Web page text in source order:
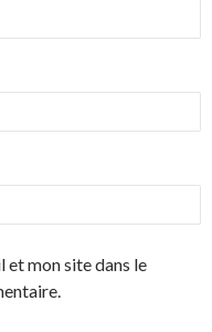
et mon site dans le